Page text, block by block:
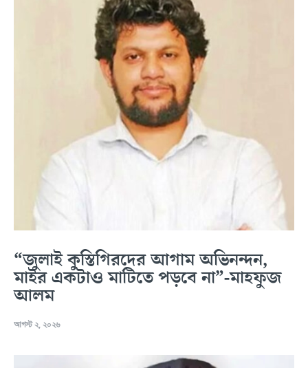
“জুলাই কুস্তিগিরদের আগাম অভিনন্দন,
মাইর একটাও মাটিতে পড়বে না”-মাহফুজ
আলম
আগস্ট ২, ২০২৬